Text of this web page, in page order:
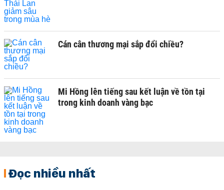
Cán cân thương mại sắp đổi chiều?
Mi Hồng lên tiếng sau kết luận về tồn tại
trong kinh doanh vàng bạc
Đọc nhiều nhất